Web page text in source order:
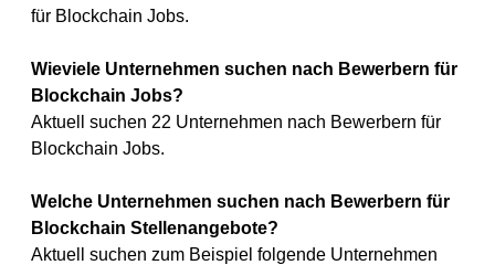
für Blockchain Jobs.
Wieviele Unternehmen suchen nach Bewerbern für
Blockchain Jobs?
Aktuell suchen 22 Unternehmen nach Bewerbern für
Blockchain Jobs.
Welche Unternehmen suchen nach Bewerbern für
Blockchain Stellenangebote?
Aktuell suchen zum Beispiel folgende Unternehmen